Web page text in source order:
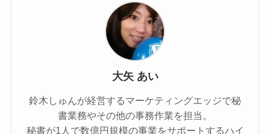
大矢 あい
鈴木しゅんが経営するマーケティングエッジで秘
書業務やその他の事務作業を担当。
秘書が1人で数億円規模の事業をサポートするハイ